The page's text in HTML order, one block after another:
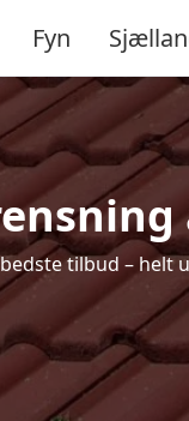
Fyn
tilbud – helt